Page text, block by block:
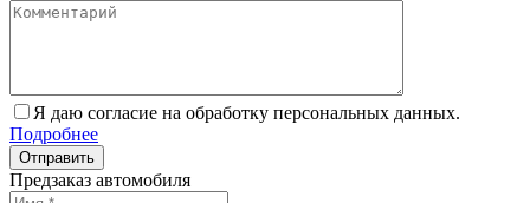
Я даю согласие на обработку персональных данных.
Подробнее
Предзаказ автомобиля